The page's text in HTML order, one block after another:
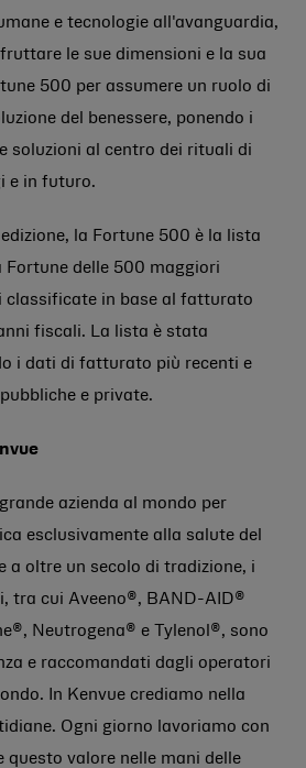
e tecnologie all'avanguardia,
le sue dimensioni e la sua
500 per assumere un ruolo di
del benessere, ponendo i
soluzioni al centro dei rituali di
e in futuro.
la Fortune 500 è la lista
Fortune delle 500 maggiori
classificate in base al fatturato
fiscali. La lista è stata
i dati di fatturato più recenti e
e private.
azienda al mondo per
esclusivamente alla salute del
a oltre un secolo di tradizione, i
tra cui Aveeno®, BAND-AID®
Neutrogena® e Tylenol®, sono
e raccomandati dagli operatori
In Kenvue crediamo nella
Ogni giorno lavoriamo con
questo valore nelle mani delle